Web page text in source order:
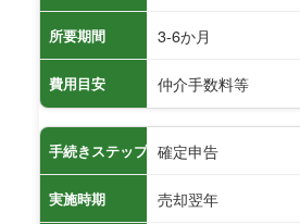
所要期間 3-6か月
費用目安 仲介手数料等
手続きステップ 確定申告
実施時期 売却翌年